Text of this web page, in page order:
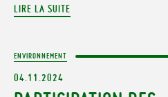
LIRE LA SUITE
ENVIRONNEMENT
04.11.2024